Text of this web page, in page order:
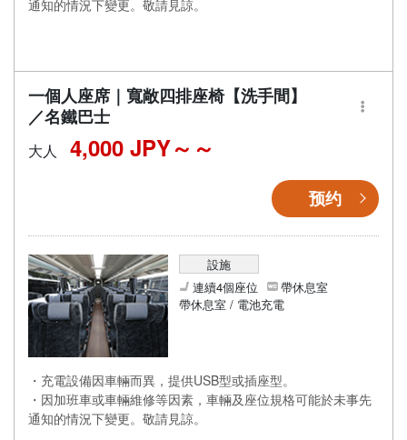
通知的情況下變更。敬請見諒。
一個人座席｜寬敞四排座椅【洗手間】
／名鐵巴士
大人 4,000 JPY～
预约
設施
連續4個座位
帶休息室
帶休息室 / 電池充電
・充電設備因車輛而異，提供USB型或插座型。
・因加班車或車輛維修等因素，車輛及座位規格可能於未事先
通知的情況下變更。敬請見諒。